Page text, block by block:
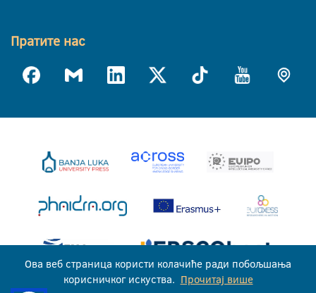
Пратите нас
Ова веб страница користи колачиће ради побољшања
корисничког искуства. Прочитај више